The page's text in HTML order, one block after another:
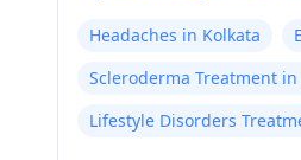
Headaches in Kolkata
Scleroderma Treatment in
Lifestyle Disorders